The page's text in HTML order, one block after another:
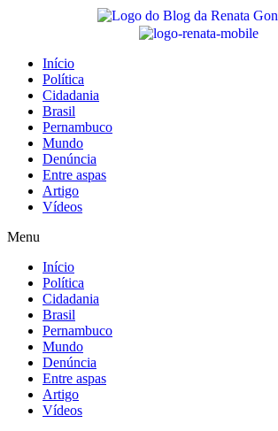
Início
Política
Cidadania
Brasil
Pernambuco
Mundo
Denúncia
Entre aspas
Artigo
Vídeos
Menu
Início
Política
Cidadania
Brasil
Pernambuco
Mundo
Denúncia
Entre aspas
Artigo
Vídeos